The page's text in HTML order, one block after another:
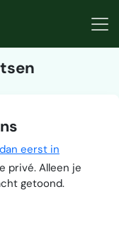
eerst in
privé. Alleen je
getoond.